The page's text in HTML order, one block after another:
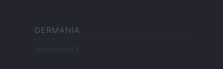
GERMANIA
Investieren24